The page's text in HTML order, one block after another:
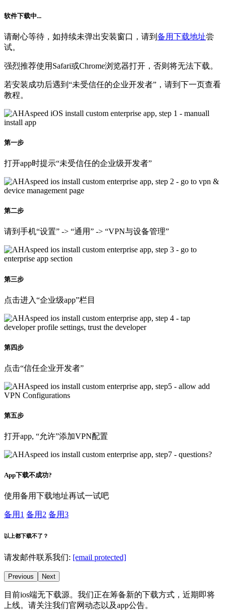
软件下载中...
请耐心等待，如持续未弹出安装窗口，请到 备用下载地址尝
试。
强烈推荐使用Safari或Chrome浏览器打开，否则将无法下载。
若安装成功后遇到“未受信任的企业开发者”，请到下一页查看
教程。
第一步
打开app时提示“未受信任的企业级开发者”
第二步
请到手机“设置” -> “通用” -> “VPN与设备管理”
第三步
点击进入“企业级app”栏目
第四步
点击“信任企业开发者”
第五步
打开app, “允许”添加VPN配置
App下载不成功?
使用备用下载地址再试一试吧
备用1 备用2 备用3
以上都下载不了？
请发邮件联系我们: [email protected]
Previous Next
目前ios端无下载源。我们正在筹备新的下载方式，近期即将
上线。请关注我们官网动态以及app公告。